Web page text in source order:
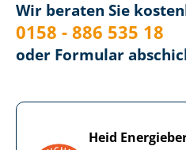
Wir beraten Sie
0158 - 886 535 18
oder Formular
Heid